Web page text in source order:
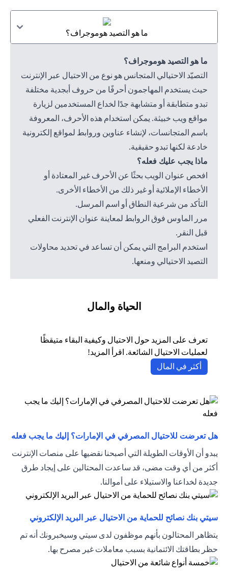
ما هو التصيد هوموجراف؟
ما هو التصيد هوموجراف؟
التصيّد الاحتيالي المتجانس هو نوع من الاحتيال عبر الإنترنت
حيث يستخدم المهاجمون أحرفًا من حروف أبجدية مختلفة
تبدو متطابقة أو متشابهة جدًا لخداع المستخدمين لزيارة
مواقع ويب خبيثة. يمكن استخدام هذه الأحرف، المعروفة
باسم المتجانسات، لإنشاء عناوين وروابط لمواقع إلكترونية
خادعة لكنها تبدو حقيقية.
ماذا يجب عليك فعله؟
افحص عنوان الويب بحثًا عن الأحرف غير المعتادة أو
الأخطاء الإملائية أو غير ذلك من الأخطاء الأخرى.
التأكد من شرعية النطاق أو اسم المرسل.
مرر الماوس فوق الروابط لمعاينة عنوان الإنترنت الفعلي
قبل النقر.
استخدم البرامج التي يمكن أن تساعد في تحديد محاولات
التصيد الاحتيالي ومنعها.
الحياة والمال
تعرف على المزيد حول الاحتيال وكيفية البقاء متيقظًا
لعمليات الاحتيال الشائعة. اقرأ المزيد!
أكثر في المال
هل تعرضت للاحتيال المصرفي في الإمارات؟ إليك ما يجب فعله
يبدو أن الأوقات الطويلة التي أصبحنا نقضيها على منصات الإنترنت
أكثر من أي وقت مضى، قد ساعدت المحتالين على إيجاد طرق
جديدة لخداعنا والاستيلاء على أموالنا.
سيتي بنك نصائح للحماية من الاحتيال عبر البريد الإلكتروني
يتظاهر المحتالون بأنهم موظفون لدى سيتي وسيخبرونك أنه تم
حظر بطاقتك الائتمانية بسبب معاملات غير مصرح بها.